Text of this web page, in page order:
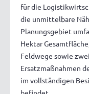
für die
die unmittelbare
Planungsgebiet
Hektar
Feldwege sowie
Ersatzmaßnahmen
im vollständigen